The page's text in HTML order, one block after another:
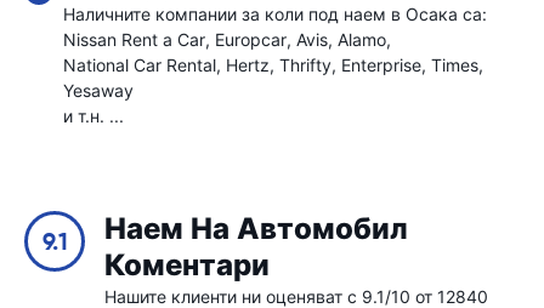
Наличните компании за коли под наем в Осака са:
Nissan Rent a Car Europcar Avis Alamo
National Car Rental Hertz Thrifty Enterprise Times
Yesaway
и т.н. ...
9.1
Наем На Автомобил
Коментари
Нашите клиенти ни оценяват с 9.1/10 от 12840